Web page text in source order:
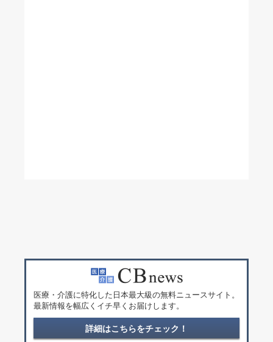
医療・介護に特化した日本最大級の無料ニュースサイト。
最新情報を幅広くイチ早くお届けします。
詳細はこちらをチェック！